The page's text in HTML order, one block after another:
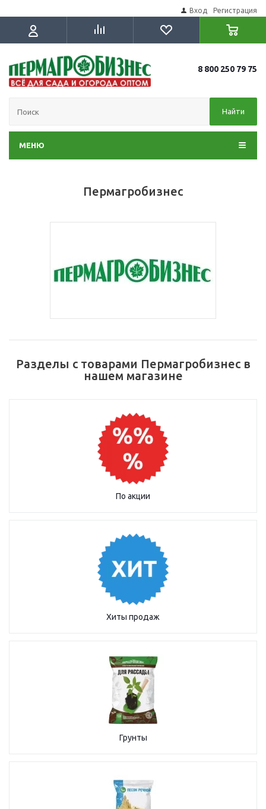
Вход Регистрация
8 800 250 79 75
Найти
МЕНЮ
Пермагробизнес
Разделы с товарами Пермагробизнес в
нашем магазине
По акции
Хиты продаж
Грунты